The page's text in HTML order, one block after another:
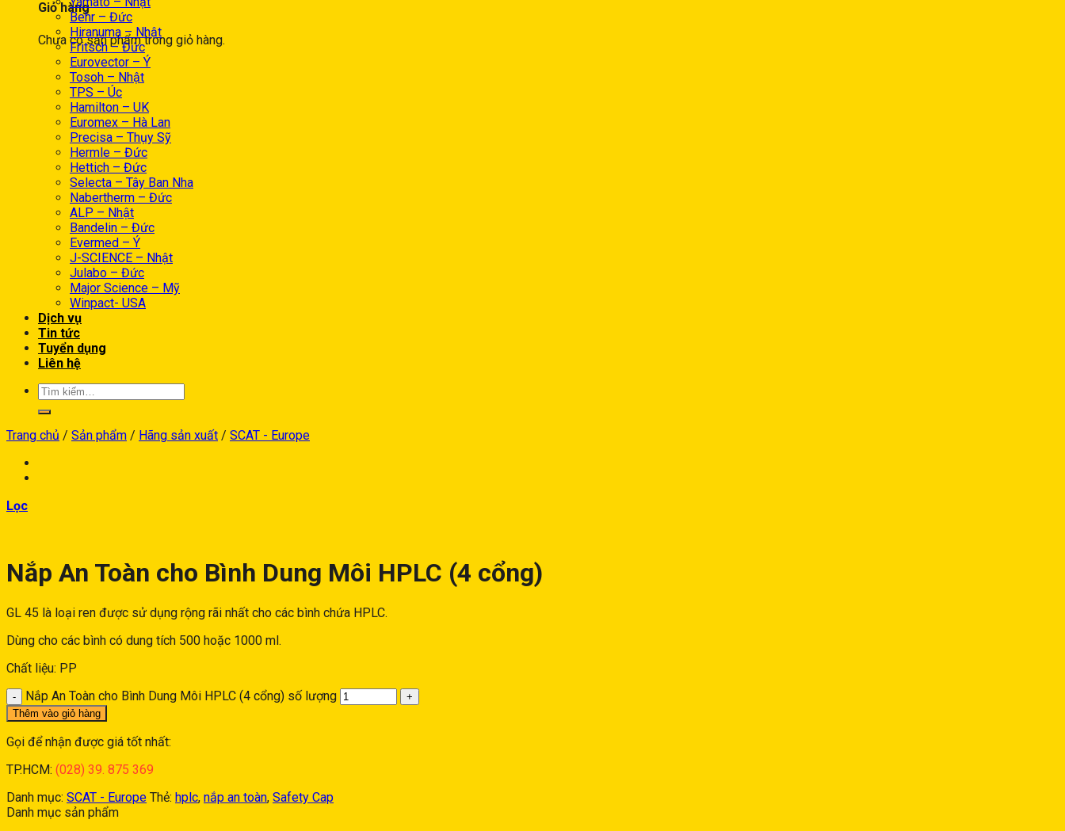
Giỏ hàng
Chưa có sản phẩm trong giỏ hàng.
Behr – Đức
Hiranuma – Nhật
Fritsch – Đức
Eurovector – Ý
Tosoh – Nhật
TPS – Úc
Hamilton – UK
Euromex – Hà Lan
Precisa – Thụy Sỹ
Hermle – Đức
Hettich – Đức
Selecta – Tây Ban Nha
Nabertherm – Đức
ALP – Nhật
Bandelin – Đức
Evermed – Ý
J-SCIENCE – Nhật
Julabo – Đức
Major Science – Mỹ
Winpact- USA
Dịch vụ
Tin tức
Tuyển dụng
Liên hệ
Trang chủ / Sản phẩm / Hãng sản xuất / SCAT - Europe
Lọc
Nắp An Toàn cho Bình Dung Môi HPLC (4 cổng)
GL 45 là loại ren được sử dụng rộng rãi nhất cho các bình chứa HPLC.
Dùng cho các bình có dung tích 500 hoặc 1000 ml.
Chất liệu: PP
Nắp An Toàn cho Bình Dung Môi HPLC (4 cổng) số lượng
Thêm vào giỏ hàng
Gọi để nhận được giá tốt nhất:
TP.HCM: (028) 39. 875 369
Danh mục: SCAT - Europe Thẻ: hplc, nắp an toàn, Safety Cap
Danh mục sản phẩm